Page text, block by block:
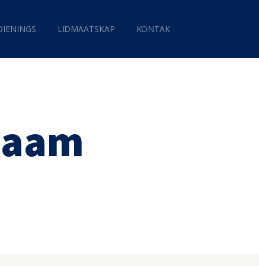
LIDMAATSKAP KONTAK